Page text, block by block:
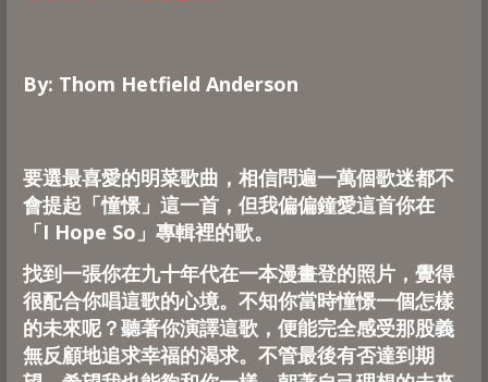
By: Thom Hetfield Anderson
要選最喜愛的明菜歌曲，相信問遍一萬個歌迷都不
會提起「憧憬」這一首，但我偏偏鐘愛這首你在
「I Hope So」專輯裡的歌。
找到一張你在九十年代在一本漫畫登的照片，覺得
很配合你唱這歌的心境。不知你當時憧憬一個怎樣
的未來呢？聽著你演譯這歌，便能完全感受那股義
無反顧地追求幸福的渴求。不管最後有否達到期